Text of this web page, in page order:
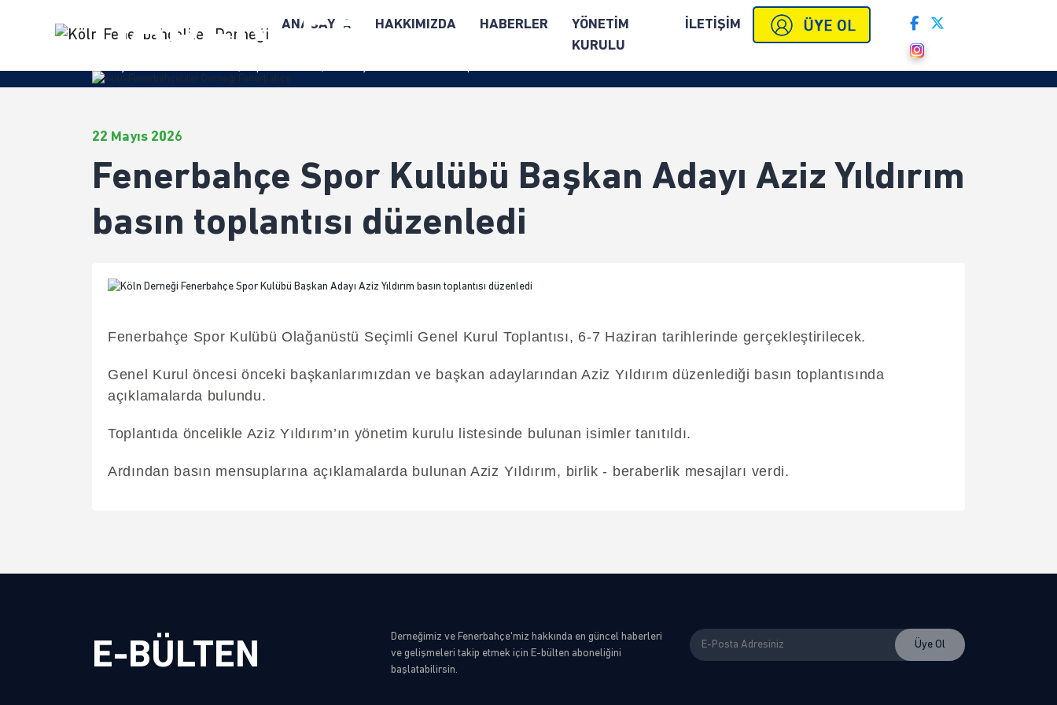
ANASAYFA HAKKIMIZDA HABERLER
YÖNETİM
KURULU
İLETİŞİM
HABERLER
22 Mayıs 2026
Fenerbahçe Spor Kulübü Başkan Adayı Aziz Yıldırım
basın toplantısı düzenledi
Fenerbahçe Spor Kulübü Olağanüstü Seçimli Genel Kurul Toplantısı, 6-7 Haziran tarihlerinde gerçekleştirilecek.
Genel Kurul öncesi önceki başkanlarımızdan ve başkan adaylarından Aziz Yıldırım düzenlediği basın toplantısında
açıklamalarda bulundu.
Toplantıda öncelikle Aziz Yıldırım’ın yönetim kurulu listesinde bulunan isimler tanıtıldı.
Ardından basın mensuplarına açıklamalarda bulunan Aziz Yıldırım, birlik - beraberlik mesajları verdi.
E-BÜLTEN
Derneğimiz ve Fenerbahçe'miz hakkında en güncel haberleri
ve gelişmeleri takip etmek için E-bülten aboneliğini
başlatabilirsin.